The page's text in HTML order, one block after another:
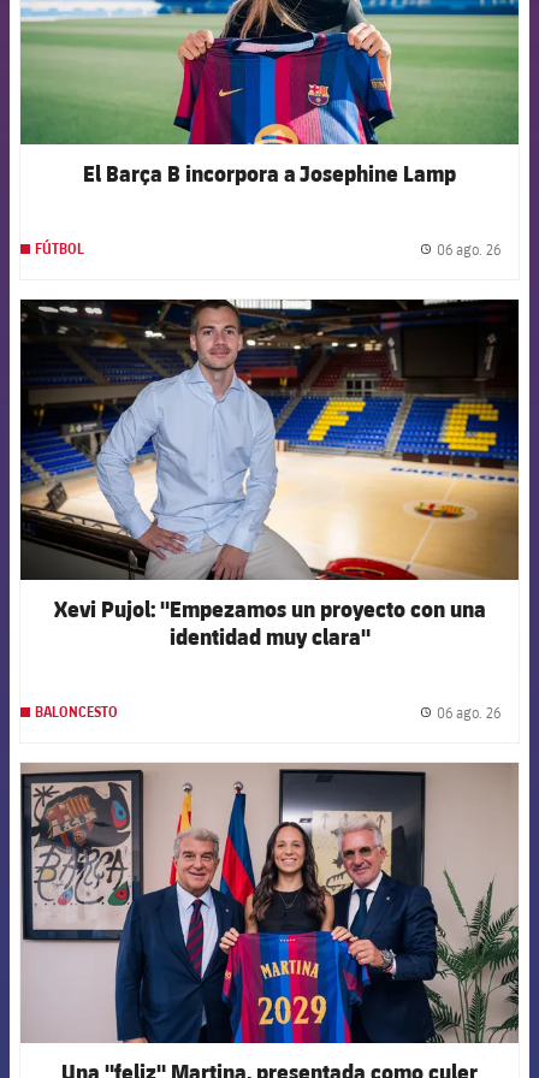
El Barça B incorpora a Josephine Lamp
FÚTBOL 06 ago. 26
FCB Barcelona badge
Xevi Pujol: "Empezamos un proyecto con una
identidad muy clara"
BALONCESTO 06 ago. 26
FCB Barcelona badge
Una "feliz" Martina, presentada como culer